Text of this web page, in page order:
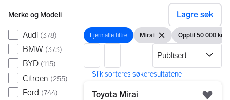
Merke og Modell
Audi (378)
BMW (373)
BYD (115)
Citroen (255)
Ford (744)
Lagre søk
Fjern alle filtre
Fjern alle filtre Vis filter
Mirai Fjern filteret
Vis filter
Opptil 50 000 kr
Toyota Mirai